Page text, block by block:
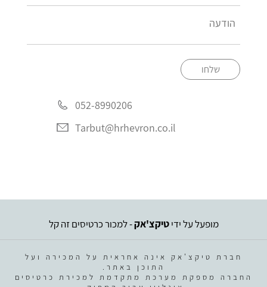
שלחו
052-8990206
Tarbut@hrhevron.co.il
מופעל על ידיטיקצ'אק- למכור כרטיסים זה קל
חברת טיקצ'אק אינה אחראית על המכירה ועל
התוכן באתר.
החברה מספקת מערכת מתקדמת למכירת כרטיסים